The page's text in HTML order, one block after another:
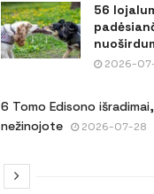
56
2026-
6 Tomo Edisono
nežinojote
2026-07-28